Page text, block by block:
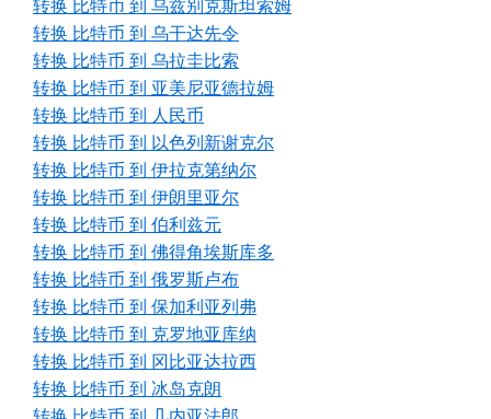
转换 比特币 到 乌兹别克斯坦索姆
转换 比特币 到 乌干达先令
转换 比特币 到 乌拉圭比索
转换 比特币 到 亚美尼亚德拉姆
转换 比特币 到 人民币
转换 比特币 到 以色列新谢克尔
转换 比特币 到 伊拉克第纳尔
转换 比特币 到 伊朗里亚尔
转换 比特币 到 伯利兹元
转换 比特币 到 佛得角埃斯库多
转换 比特币 到 俄罗斯卢布
转换 比特币 到 保加利亚列弗
转换 比特币 到 克罗地亚库纳
转换 比特币 到 冈比亚达拉西
转换 比特币 到 冰岛克朗